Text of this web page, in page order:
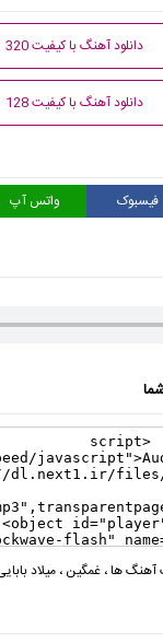
دانلود آهنگ با کیفیت 320
دانلود آهنگ با کیفیت 128
فیسبوک واتس آپ
آهنگ ها، غمگین ، میلاد